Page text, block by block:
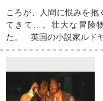
ころが、人間に恨みを抱
てきて…。壮大な冒険
た。 英国の小説家ルド